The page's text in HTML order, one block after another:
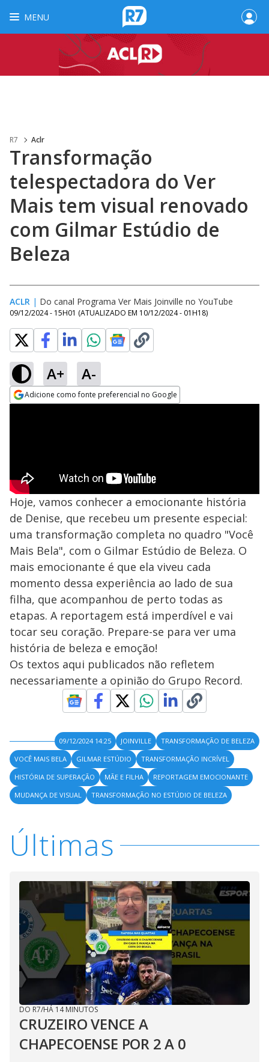
MENU
R7 Aclr
Transformação
telespectadora do Ver
Mais tem visual renovado
com Gilmar Estúdio de
Beleza
ACLR | Do canal Programa Ver Mais Joinville no YouTube
09/12/2024 - 15H01 (ATUALIZADO EM 10/12/2024 - 01H18)
A+ A-
Adicione como fonte preferencial no Google
Hoje, vamos conhecer a emocionante história
de Denise, que recebeu um presente especial:
uma transformação completa no quadro "Você
Mais Bela", com o Gilmar Estúdio de Beleza. O
mais emocionante é que ela viveu cada
momento dessa experiência ao lado de sua
filha, que acompanhou de perto todas as
etapas. A reportagem está imperdível e vai
tocar seu coração. Prepare-se para ver uma
história de beleza e emoção!
Os textos aqui publicados não refletem
necessariamente a opinião do Grupo Record.
09/12/2024 14:25 JOINVILLE
TRANSFORMAÇÃO DE BELEZA
VOCÊ MAIS BELA
GILMAR ESTÚDIO
TRANSFORMAÇÃO INCRÍVEL
HISTÓRIA DE SUPERAÇÃO
MÃE E FILHA
REPORTAGEM EMOCIONANTE
MUDANÇA DE VISUAL
TRANSFORMAÇÃO NO ESTÚDIO DE BELEZA
Últimas
DO R7/HÁ 14 MINUTOS
CRUZEIRO VENCE A
CHAPECOENSE POR 2 A 0